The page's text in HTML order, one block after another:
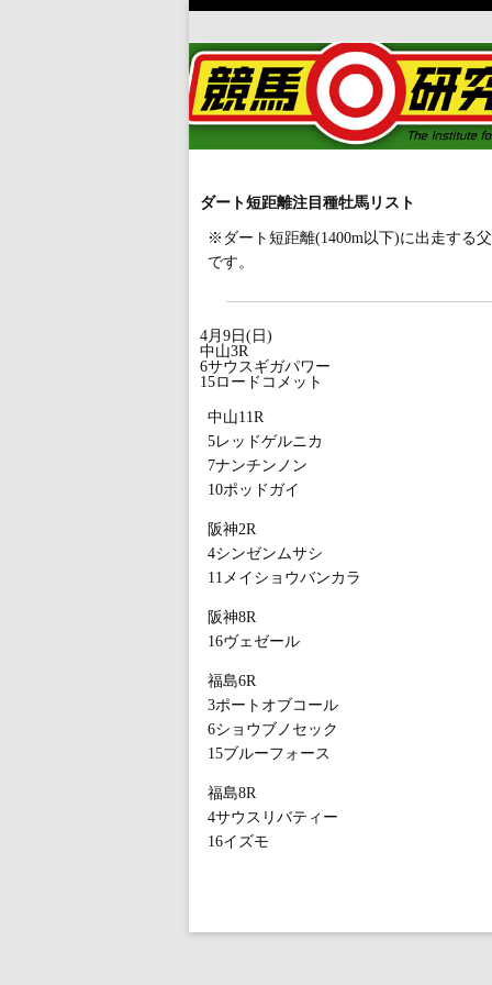
ダート短距離注目種牡馬リスト
※ダート短距離(1400m以下)に出走する
です。
4月9日(日)
中山3R
6サウスギガパワー
15ロードコメット
中山11R
5レッドゲルニカ
7ナンチンノン
10ポッドガイ
阪神2R
4シンゼンムサシ
11メイショウバンカラ
阪神8R
16ヴェゼール
福島6R
3ポートオブコール
6ショウブノセック
15ブルーフォース
福島8R
4サウスリバティー
16イズモ